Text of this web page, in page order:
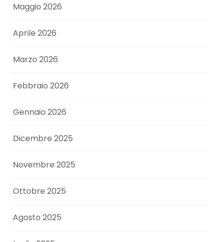
Maggio 2026
Aprile 2026
Marzo 2026
Febbraio 2026
Gennaio 2026
Dicembre 2025
Novembre 2025
Ottobre 2025
Agosto 2025